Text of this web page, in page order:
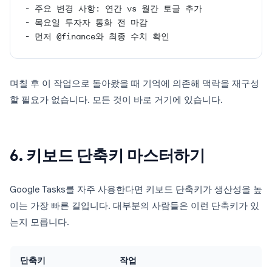
- 주요 변경 사항: 연간 vs 월간 토글 추가
- 목요일 투자자 통화 전 마감
- 먼저 @finance와 최종 수치 확인
며칠 후 이 작업으로 돌아왔을 때 기억에 의존해 맥락을 재구성
할 필요가 없습니다. 모든 것이 바로 거기에 있습니다.
6. 키보드 단축키 마스터하기
Google Tasks를 자주 사용한다면 키보드 단축키가 생산성을 높
이는 가장 빠른 길입니다. 대부분의 사람들은 이런 단축키가 있
는지 모릅니다.
단축키 작업